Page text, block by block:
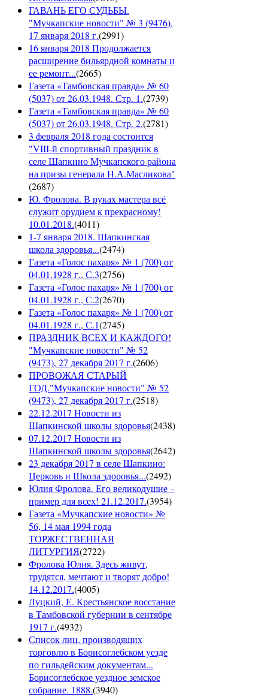
ГАВАНЬ ЕГО СУДЬБЫ.
"Мучкапские новости" № 3 (9476),
17 января 2018 г.(2991)
16 января 2018 Продолжается
расширение бильярдной комнаты и
ее ремонт...(2665)
Газета «Тамбовская правда» № 60
(5037) от 26.03.1948. Стр. 1.(2739)
Газета «Тамбовская правда» № 60
(5037) от 26.03.1948. Стр. 2.(2781)
3 февраля 2018 года состоится
"VIII-й спортивный праздник в
селе Шапкино Мучкапского района
на призы генерала Н.А.Масликова"
(2687)
Ю. Фролова. В руках мастера всё
служит орудием к прекрасному!
10.01.2018.(4011)
1-7 января 2018. Шапкинская
школа здоровья...(2474)
Газета «Голос пахаря» № 1 (700) от
04.01.1928 г., С.3(2756)
Газета «Голос пахаря» № 1 (700) от
04.01.1928 г., С.2(2670)
Газета «Голос пахаря» № 1 (700) от
04.01.1928 г., С.1(2745)
ПРАЗДНИК ВСЕХ И КАЖДОГО!
"Мучкапские новости" № 52
(9473), 27 декабря 2017 г.(2606)
ПРОВОЖАЯ СТАРЫЙ
ГОД."Мучкапские новости" № 52
(9473), 27 декабря 2017 г.(2518)
22.12.2017 Новости из
Шапкинской школы здоровья(2438)
07.12.2017 Новости из
Шапкинской школы здоровья(2642)
23 декабря 2017 в селе Шапкино:
Церковь и Школа здоровья...(2492)
Юлия Фролова. Его великодушие –
пример для всех! 21.12.2017.(3954)
Газета «Мучкапские новости» №
56, 14 мая 1994 года
ТОРЖЕСТВЕННАЯ
ЛИТУРГИЯ(2722)
Фролова Юлия. Здесь живут,
трудятся, мечтают и творят добро!
14.12.2017.(4005)
Луцкий, Е. Крестьянское восстание
в Тамбовской губернии в сентябре
1917 г.(4932)
Список лиц, производящих
торговлю в Борисоглебском уезде
по гильдейским документам...
Борисоглебское уездное земское
собрание. 1888.(3940)